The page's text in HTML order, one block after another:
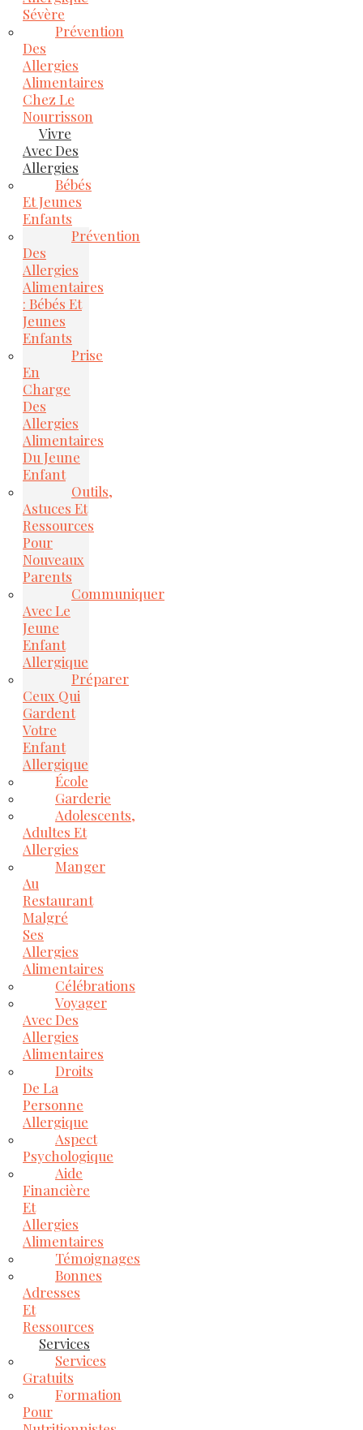
Sévère
Prévention
Des
Allergies
Alimentaires
Chez Le
Nourrisson
Vivre
Avec Des
Allergies
Bébés
Et Jeunes
Enfants
Prévention
Des
Allergies
Alimentaires
: Bébés Et
Jeunes
Enfants
Prise
En
Charge
Des
Allergies
Alimentaires
Du Jeune
Enfant
Outils,
Astuces Et
Ressources
Pour
Nouveaux
Parents
Communiquer
Avec Le
Jeune
Enfant
Allergique
Préparer
Ceux Qui
Gardent
Votre
Enfant
Allergique
École
Garderie
Adolescents,
Adultes Et
Allergies
Manger
Au
Restaurant
Malgré
Ses
Allergies
Alimentaires
Célébrations
Voyager
Avec Des
Allergies
Alimentaires
Droits
De La
Personne
Allergique
Aspect
Psychologique
Aide
Financière
Et
Allergies
Alimentaires
Témoignages
Bonnes
Adresses
Et
Ressources
Services
Services
Gratuits
Formation
Pour